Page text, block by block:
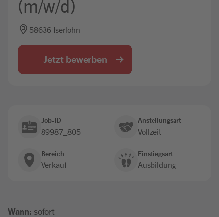
(m/w/d)
58636 Iserlohn
Jetzt bewerben
Job-ID
89987_805
Anstellungsart
Vollzeit
Bereich
Verkauf
Einstiegsart
Ausbildung
Wann: sofort